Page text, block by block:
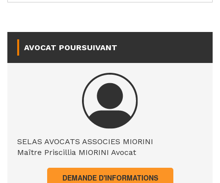
AVOCAT POURSUIVANT
SELAS AVOCATS ASSOCIES MIORINI
Maître Priscillia MIORINI Avocat
DEMANDE D'INFORMATIONS